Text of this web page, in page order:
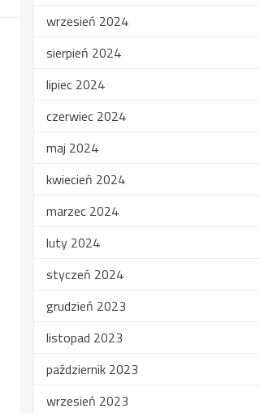
wrzesień 2024
sierpień 2024
lipiec 2024
czerwiec 2024
maj 2024
kwiecień 2024
marzec 2024
luty 2024
styczeń 2024
grudzień 2023
listopad 2023
październik 2023
wrzesień 2023